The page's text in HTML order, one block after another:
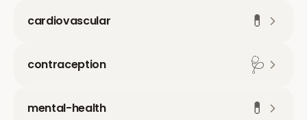
cardiovascular 💊
contraception 🩺
mental-health 💊